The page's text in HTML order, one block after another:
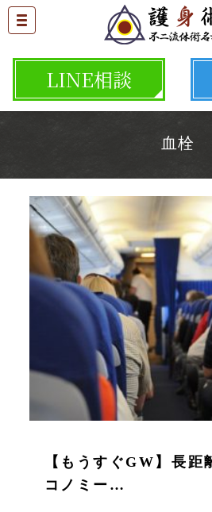
LINE相談
血栓
【もうすぐGW】長距
コノミー…